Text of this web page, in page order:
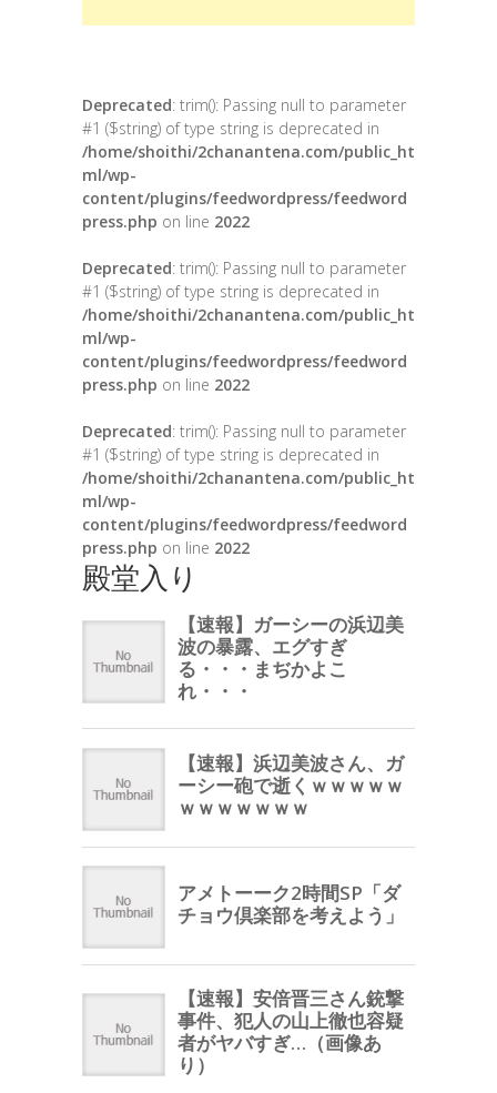
Deprecated: trim(): Passing null to parameter
#1 ($string) of type string is deprecated in
/home/shoithi/2chanantena.com/public_ht
ml/wp-
content/plugins/feedwordpress/feedword
press.php on line 2022
Deprecated: trim(): Passing null to parameter
#1 ($string) of type string is deprecated in
/home/shoithi/2chanantena.com/public_ht
ml/wp-
content/plugins/feedwordpress/feedword
press.php on line 2022
Deprecated: trim(): Passing null to parameter
#1 ($string) of type string is deprecated in
/home/shoithi/2chanantena.com/public_ht
ml/wp-
content/plugins/feedwordpress/feedword
press.php on line 2022
殿堂入り